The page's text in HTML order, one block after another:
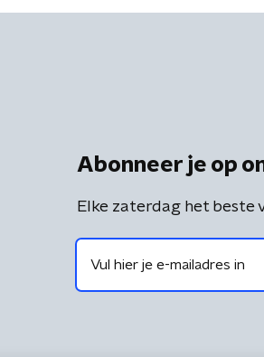
Abonneer je op
Elke zaterdag het beste